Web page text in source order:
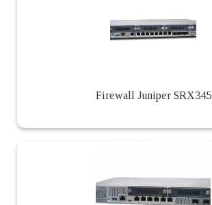
Firewall Juniper SRX345